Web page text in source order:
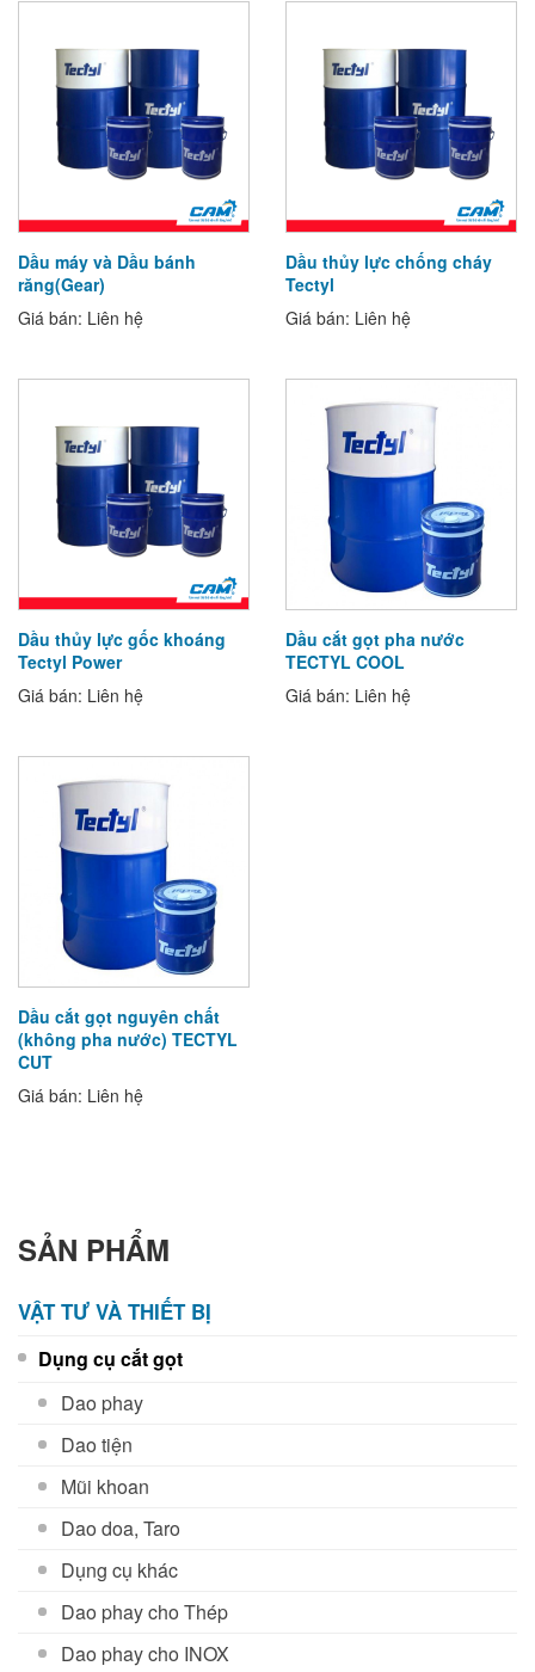
SẢN PHẨM
VẬT TƯ VÀ THIẾT BỊ
Dụng cụ cắt gọt
Dao phay
Dao tiện
Mũi khoan
Dao doa, Taro
Dụng cụ khác
Dao phay cho Thép
Dao phay cho INOX
Dầu máy và Dầu bánh
răng(Gear)
Giá bán: Liên hệ
Dầu thủy lực chống cháy
Tectyl
Giá bán: Liên hệ
Dầu thủy lực gốc khoáng
Tectyl Power
Giá bán: Liên hệ
Dầu cắt gọt pha nước
TECTYL COOL
Giá bán: Liên hệ
Dầu cắt gọt nguyên chất
(không pha nước) TECTYL
CUT
Giá bán: Liên hệ